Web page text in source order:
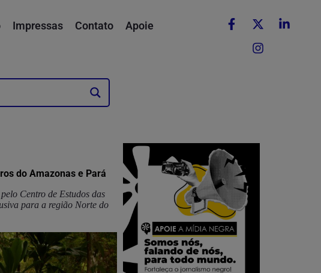
Impressas Contato Apoie
do Amazonas e Pará
Centro de Estudos das
para a região Norte do